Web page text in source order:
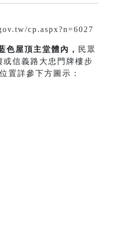
cp.aspx?n=6027
色屋頂主堂體內 ， 民眾
信義路大忠門牌樓步
置詳參下方圖示：